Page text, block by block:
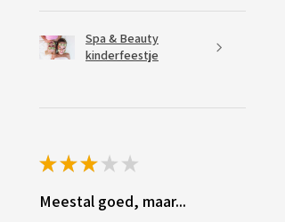
Spa & Beauty
kinderfeestje
★★★ ★ ★
Meestal goed, maar...